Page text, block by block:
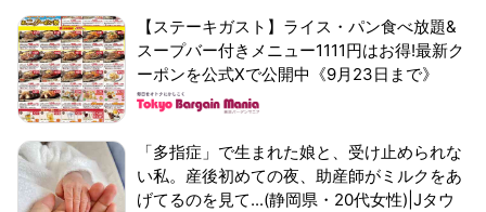
【ステーキガスト】ライス・パン食べ放題&
スープバー付きメニュー1111円はお得!最新ク
ーポンを公式Xで公開中《9月23日まで》
「多指症」で生まれた娘と、受け止められな
い私。産後初めての夜、助産師がミルクをあ
げてるのを見て...(静岡県・20代女性)|Jタウ